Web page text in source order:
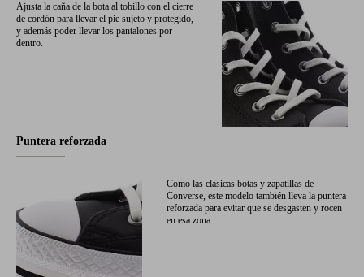
Ajusta la caña de la bota al tobillo con el cierre
de cordón para llevar el pie sujeto y protegido,
y además poder llevar los pantalones por
dentro.
Puntera reforzada
Como las clásicas botas y zapatillas de
Converse, este modelo también lleva la puntera
reforzada para evitar que se desgasten y rocen
en esa zona.